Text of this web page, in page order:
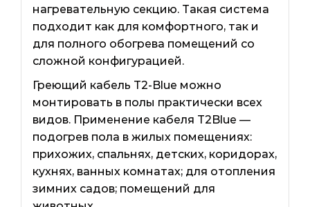
нагревательную секцию. Такая система
подходит как для комфортного, так и
для полного обогрева помещений со
сложной конфигурацией.
Греющий кабель T2-Blue можно
монтировать в полы практически всех
видов. Применение кабеля T2Blue —
подогрев пола в жилых помещениях:
прихожих, спальнях, детских, коридорах,
кухнях, ванных комнатах; для отопления
зимних садов; помещений для